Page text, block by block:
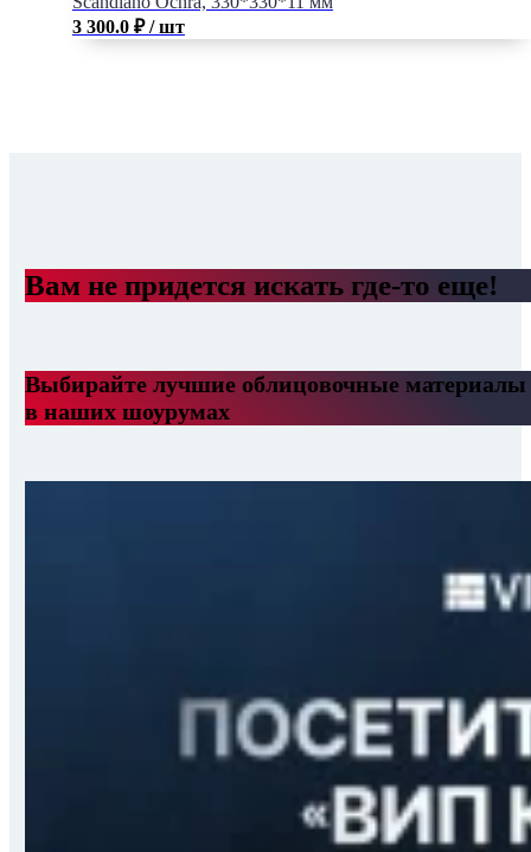
3 300.0 ₽ / шт
Вам не придется искать где-то еще!
Выбирайте лучшие облицовочные материалы
в наших шоурумах